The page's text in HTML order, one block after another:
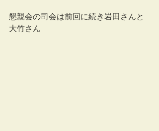
懇親会の司会は前回に続き岩田さんと
大竹さん